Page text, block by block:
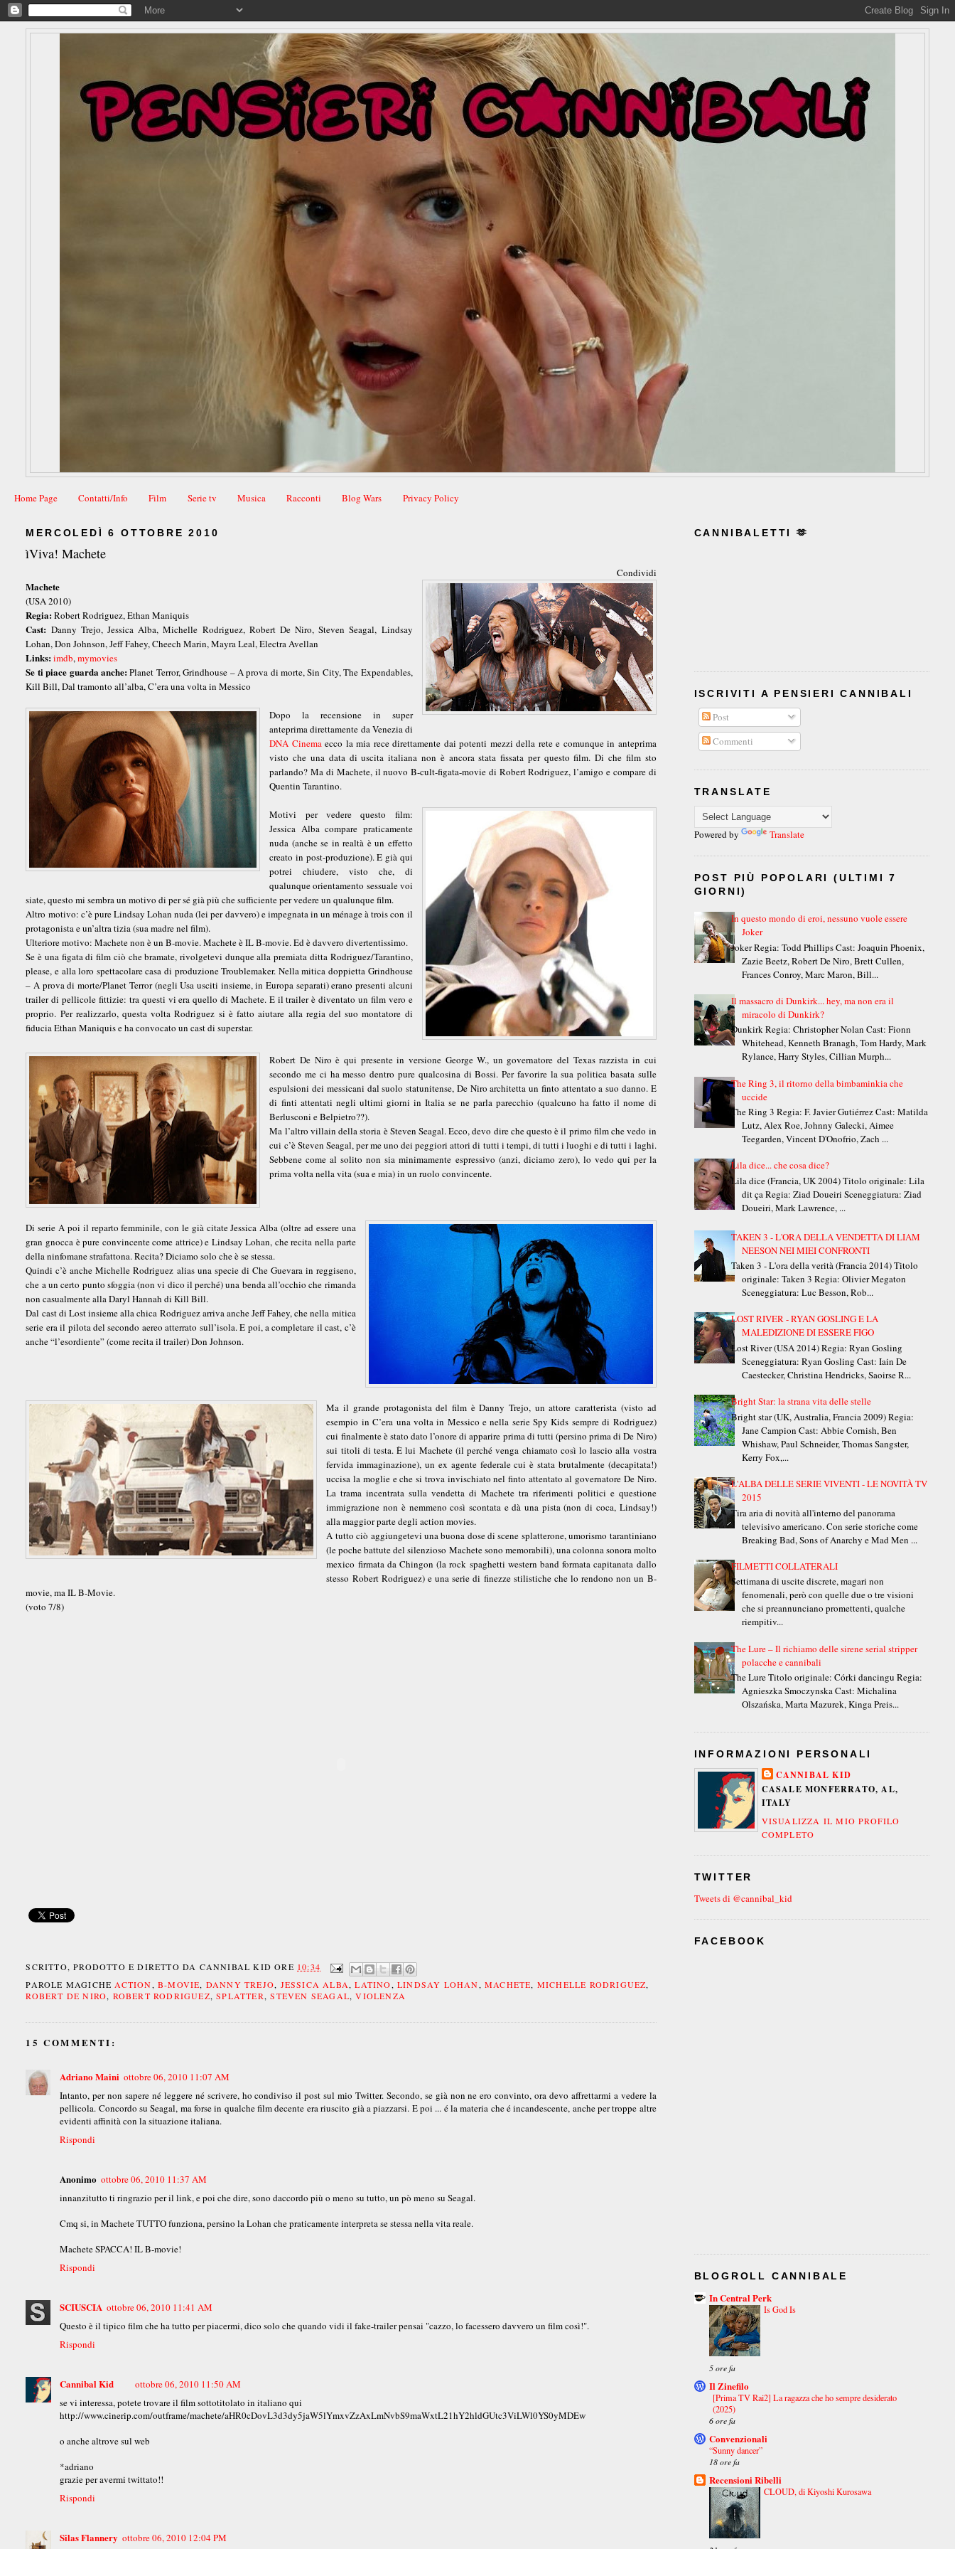
Home Page Contatti/Info Film Serie tv Musica Racconti Blog Wars Privacy Policy
MERCOLEDÌ 6 OTTOBRE 2010
ìViva! Machete
Condividi
Machete
(USA 2010)
Regia:Robert Rodriguez, Ethan Maniquis
Cast: Danny Trejo, Jessica Alba, Michelle Rodriguez, Robert De Niro, Steven Seagal, Lindsay
Lohan, Don Johnson, Jeff Fahey, Cheech Marin, Mayra Leal, Electra Avellan
Links:imdb,mymovies
Se ti piace guarda anche:Planet Terror, Grindhouse – A prova di morte, Sin City, The Expendables,
Kill Bill, Dal tramonto all’alba, C’era una volta in Messico
Dopo la recensione in super
anteprima direttamente da Venezia di
DNA Cinema ecco la mia rece direttamente dai potenti mezzi della rete e comunque in anteprima
visto che una data di uscita italiana non è ancora stata fissata per questo film. Di che film sto
parlando? Ma di Machete, il nuovo B-cult-figata-movie di Robert Rodriguez, l’amigo e compare di
Quentin Tarantino.
Motivi per vedere questo film:
Jessica Alba compare praticamente
nuda (anche se in realtà è un effetto
creato in post-produzione). E già qui
potrei chiudere, visto che, di
qualunque orientamento sessuale voi
siate, questo mi sembra un motivo di per sé già più che sufficiente per vedere un qualunque film.
Altro motivo: c’è pure Lindsay Lohan nuda (lei per davvero) e impegnata in un ménage à trois con il
protagonista e un’altra tizia (sua madre nel film).
Ulteriore motivo: Machete non è un B-movie. Machete è IL B-movie. Ed è davvero divertentissimo.
Se è una figata di film ciò che bramate, rivolgetevi dunque alla premiata ditta Rodriguez/Tarantino,
please, e alla loro spettacolare casa di produzione Troublemaker. Nella mitica doppietta Grindhouse
– A prova di morte/Planet Terror (negli Usa usciti insieme, in Europa separati) erano presenti alcuni
trailer di pellicole fittizie: tra questi vi era quello di Machete. E il trailer è diventato un film vero e
proprio. Per realizzarlo, questa volta Rodriguez si è fatto aiutare alla regia del suo montatore di
fiducia Ethan Maniquis e ha convocato un cast di superstar.
Robert De Niro è qui presente in versione George W., un governatore del Texas razzista in cui
secondo me ci ha messo dentro pure qualcosina di Bossi. Per favorire la sua politica basata sulle
espulsioni dei messicani dal suolo statunitense, De Niro architetta un finto attentato a suo danno. E
di finti attentati negli ultimi giorni in Italia se ne parla parecchio (qualcuno ha fatto il nome di
Berlusconi e Belpietro??).
Ma l’altro villain della storia è Steven Seagal. Ecco, devo dire che questo è il primo film che vedo in
cui c’è Steven Seagal, per me uno dei peggiori attori di tutti i tempi, di tutti i luoghi e di tutti i laghi.
Sebbene come al solito non sia minimamente espressivo (anzi, diciamo zero), lo vedo qui per la
prima volta nella vita (sua e mia) in un ruolo convincente.
Di serie A poi il reparto femminile, con le già citate Jessica Alba (oltre ad essere una
gran gnocca è pure convincente come attrice) e Lindsay Lohan, che recita nella parte
della ninfomane strafattona. Recita? Diciamo solo che è se stessa.
Quindi c’è anche Michelle Rodriguez alias una specie di Che Guevara in reggiseno,
che a un certo punto sfoggia (non vi dico il perché) una benda all’occhio che rimanda
non casualmente alla Daryl Hannah di Kill Bill.
Dal cast di Lost insieme alla chica Rodriguez arriva anche Jeff Fahey, che nella mitica
serie era il pilota del secondo aereo atterrato sull’isola. E poi, a completare il cast, c’è
anche “l’esordiente” (come recita il trailer) Don Johnson.
Ma il grande protagonista del film è Danny Trejo, un attore caratterista (visto ad
esempio in C’era una volta in Messico e nella serie Spy Kids sempre di Rodriguez)
cui finalmente è stato dato l’onore di apparire prima di tutti (persino prima di De Niro)
sui titoli di testa. È lui Machete (il perché venga chiamato così lo lascio alla vostra
fervida immaginazione), un ex agente federale cui è stata brutalmente (decapitata!)
uccisa la moglie e che si trova invischiato nel finto attentato al governatore De Niro.
La trama incentrata sulla vendetta di Machete tra riferimenti politici e questione
immigrazione non è nemmeno così scontata e dà una pista (non di coca, Lindsay!)
alla maggior parte degli action movies.
A tutto ciò aggiungetevi una buona dose di scene splatterone, umorismo tarantiniano
(le poche battute del silenzioso Machete sono memorabili), una colonna sonora molto
mexico firmata da Chingon (la rock spaghetti western band formata capitanata dallo
stesso Robert Rodriguez) e una serie di finezze stilistiche che lo rendono non un B-
movie, ma IL B-Movie.
(voto 7/8)
SCRITTO, PRODOTTO E DIRETTO DA CANNIBAL KID ORE 10:34
PAROLE MAGICHEACTION,B-MOVIE, DANNY TREJO, JESSICA ALBA,LATINO, LINDSAY LOHAN, MACHETE, MICHELLE RODRIGUEZ,
ROBERT DE NIRO, ROBERT RODRIGUEZ,SPLATTER,STEVEN SEAGAL,VIOLENZA
15 COMMENTI:
Adriano Maini ottobre 06, 2010 11:07 AM
Intanto, per non sapere né leggere né scrivere, ho condiviso il post sul mio Twitter. Secondo, se già non ne ero convinto, ora devo affrettarmi a vedere la
pellicola. Concordo su Seagal, ma forse in qualche film decente era riuscito già a piazzarsi. E poi ... é la materia che é incandescente, anche per troppe altre
evidenti affinità con la situazione italiana.
Rispondi
Anonimo ottobre 06, 2010 11:37 AM
innanzitutto ti ringrazio per il link, e poi che dire, sono daccordo più o meno su tutto, un pò meno su Seagal.
Cmq si, in Machete TUTTO funziona, persino la Lohan che praticamente interpreta se stessa nella vita reale.
Machete SPACCA! IL B-movie!
Rispondi
SCIUSCIA ottobre 06, 2010 11:41 AM
Questo è il tipico film che ha tutto per piacermi, dico solo che quando vidi il fake-trailer pensai "cazzo, lo facessero davvero un film così!".
Rispondi
Cannibal Kid
ottobre 06, 2010 11:50 AM
se vi interessa, potete trovare il film sottotitolato in italiano qui
http://www.cinerip.com/outframe/machete/aHR0cDovL3d3dy5jaW5lYmxvZzAxLmNvbS9maWxtL21hY2hldGUtc3ViLWl0YS0yMDEw
o anche altrove sul web
*adriano
grazie per avermi twittato!!
Rispondi
Silas Flannery ottobre 06, 2010 12:04 PM
CANNIBALETTI 🫶
ISCRIVITI A PENSIERI CANNIBALI
Post
Commenti
TRANSLATE
Powered by Translate
POST PIÙ POPOLARI (ULTIMI 7
GIORNI)
In questo mondo di eroi, nessuno vuole essere
Joker
Joker Regia: Todd Phillips Cast: Joaquin Phoenix,
Zazie Beetz, Robert De Niro, Brett Cullen,
Frances Conroy, Marc Maron, Bill...
Il massacro di Dunkirk... hey, ma non era il
miracolo di Dunkirk?
Dunkirk Regia: Christopher Nolan Cast: Fionn
Whitehead, Kenneth Branagh, Tom Hardy, Mark
Rylance, Harry Styles, Cillian Murph...
The Ring 3, il ritorno della bimbaminkia che
uccide
The Ring 3 Regia: F. Javier Gutiérrez Cast: Matilda
Lutz, Alex Roe, Johnny Galecki, Aimee
Teegarden, Vincent D'Onofrio, Zach ...
Lila dice... che cosa dice?
Lila dice (Francia, UK 2004) Titolo originale: Lila
dit ça Regia: Ziad Doueiri Sceneggiatura: Ziad
Doueiri, Mark Lawrence, ...
TAKEN 3 - L'ORA DELLA VENDETTA DI LIAM
NEESON NEI MIEI CONFRONTI
Taken 3 - L'ora della verità (Francia 2014) Titolo
originale: Taken 3 Regia: Olivier Megaton
Sceneggiatura: Luc Besson, Rob...
LOST RIVER - RYAN GOSLING E LA
MALEDIZIONE DI ESSERE FIGO
Lost River (USA 2014) Regia: Ryan Gosling
Sceneggiatura: Ryan Gosling Cast: Iain De
Caestecker, Christina Hendricks, Saoirse R...
Bright Star: la strana vita delle stelle
Bright star (UK, Australia, Francia 2009) Regia:
Jane Campion Cast: Abbie Cornish, Ben
Whishaw, Paul Schneider, Thomas Sangster,
Kerry Fox,...
L'ALBA DELLE SERIE VIVENTI - LE NOVITÀ TV
2015
Tira aria di novità all'interno del panorama
televisivo americano. Con serie storiche come
Breaking Bad, Sons of Anarchy e Mad Men ...
FILMETTI COLLATERALI
Settimana di uscite discrete, magari non
fenomenali, però con quelle due o tre visioni
che si preannunciano promettenti, qualche
riempitiv...
The Lure – Il richiamo delle sirene serial stripper
polacche e cannibali
The Lure Titolo originale: Córki dancingu Regia:
Agnieszka Smoczynska Cast: Michalina
Olszańska, Marta Mazurek, Kinga Preis...
INFORMAZIONI PERSONALI
CANNIBAL KID
CASALE MONFERRATO, AL,
ITALY
VISUALIZZA IL MIO PROFILO
COMPLETO
TWITTER
Tweets di @cannibal_kid
FACEBOOK
BLOGROLL CANNIBALE
In Central Perk
Is God Is
5 ore fa
Il Zinefilo
[Prima TV Rai2] La ragazza che ho sempre desiderato
(2025)
6 ore fa
Convenzionali
“Sunny dancer”
18 ore fa
Recensioni Ribelli
CLOUD, di Kiyoshi Kurosawa